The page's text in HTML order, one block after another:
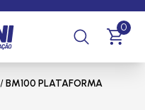
0
/BM100 PLATAFORMA